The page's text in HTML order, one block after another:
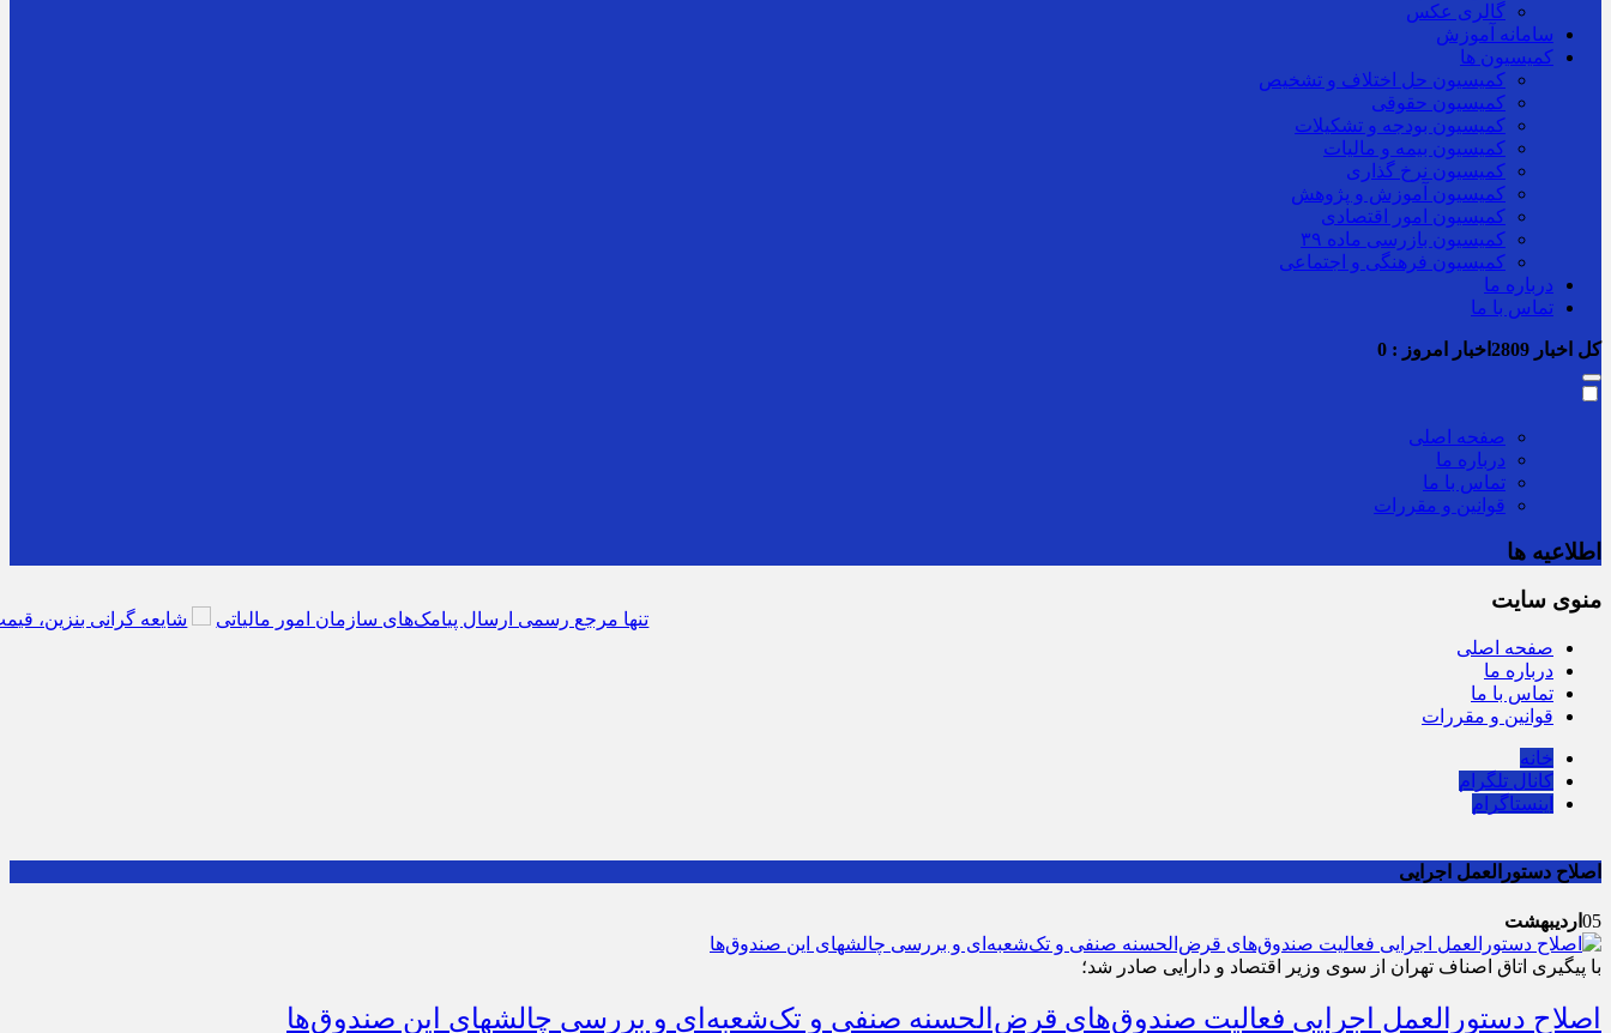
گالری عکس
سامانه آموزش
کمیسیون ها
کمیسیون حل اختلاف و تشخیص
کمیسیون حقوقی
کمیسیون بودجه و تشکیلات
کمیسیون بیمه و مالیات
کمیسیون نرخ گذاری
کمیسیون آموزش و پژوهش
کمیسیون امور اقتصادی
کمیسیون بازرسی ماده ۳۹
کمیسیون فرهنگی و اجتماعی
درباره ما
تماس با ما
کل اخبار اخبار امروز : 0
صفحه اصلی
درباره ما
تماس با ما
قوانین و مقررات
اطلاعیه ها
سرشماره «MALIAT» تنها مرجع رسمی ارسال پیامک‌های سازمان امور مالیاتی شایعه گرانی بنزین، قیمت خودروهای برقی را بالا
منوی سایت
صفحه اصلی
درباره ما
تماس با ما
قوانین و مقررات
خانه
کانال تلگرام
اینستاگرام
اصلاح دستورالعمل اجرایی
05 اردیبهشت
با پیگیری اتاق اصناف تهران از سوی وزیر اقتصاد و دارایی صادر شد؛
اصلاح دستورالعمل اجرایی فعالیت صندوق‌های قرض‌الحسنه صنفی و تک‌شعبه‌ای و بررسی چالش‎های این صندوق‌ها